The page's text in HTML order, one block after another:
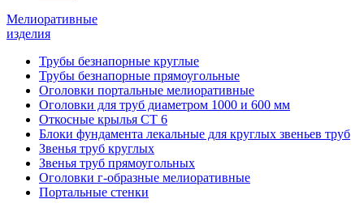
Мелиоративные
изделия
Трубы безнапорные круглые
Трубы безнапорные прямоугольные
Оголовки портальные мелиоративные
Оголовки для труб диаметром 1000 и 600 мм
Откосные крылья СТ 6
Блоки фундамента лекальные для круглых звеньев труб
Звенья труб круглых
Звенья труб прямоугольных
Оголовки г-образные мелиоративные
Портальные стенки